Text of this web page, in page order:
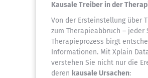
Kausale Treiber in der
Von der Ersteinstellung über
zum Therapieabbruch – jeder
Therapieprozess birgt
Informationen. Mit Xplain
verstehen Sie nicht nur die
deren kausale Ursachen: